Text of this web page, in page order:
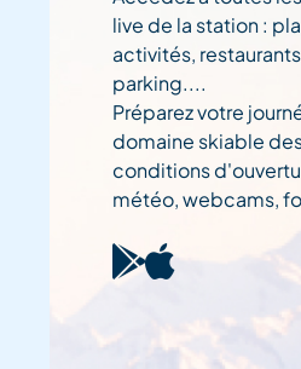
live de la station :
activités,
parking....
Préparez votre
domaine skiable
conditions
météo, webcams,